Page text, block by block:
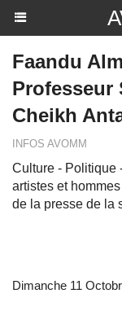
Faandu
Professeur
Cheikh
INFOS AVOMM
Culture - Politique
artistes et
de la presse de la
Dimanche 11